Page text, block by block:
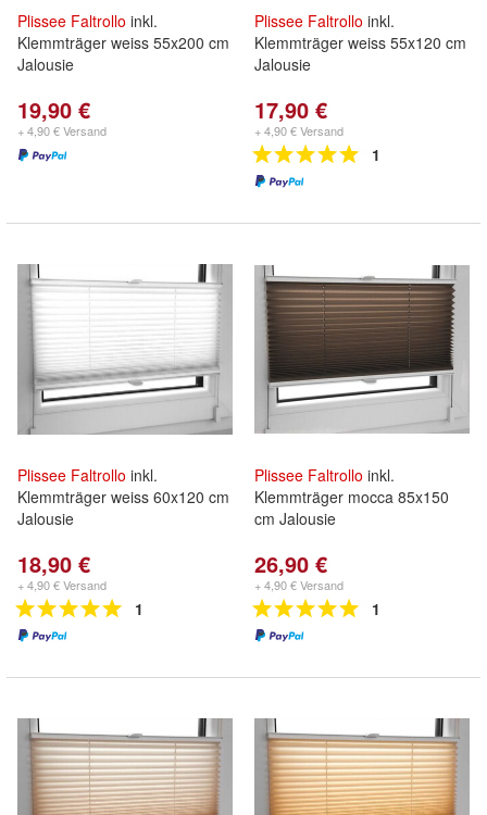
Plissee Faltrollo inkl.
Klemmträger weiss 55x200 cm
Jalousie
19,90 €
+ 4,90 € Versand
Plissee Faltrollo inkl.
Klemmträger weiss 55x120 cm
Jalousie
17,90 €
+ 4,90 € Versand
1
Plissee Faltrollo inkl.
Klemmträger weiss 60x120 cm
Jalousie
18,90 €
+ 4,90 € Versand
1
Plissee Faltrollo inkl.
Klemmträger mocca 85x150
cm Jalousie
26,90 €
+ 4,90 € Versand
1